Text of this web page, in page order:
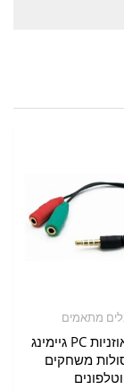
מתאמים
מתאם אוזניות PC גיימינג
משחקים
וטלפונים